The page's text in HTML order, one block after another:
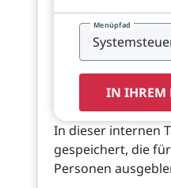
Menüpfad
IN IHREM
In dieser internen
gespeichert, die
Personen